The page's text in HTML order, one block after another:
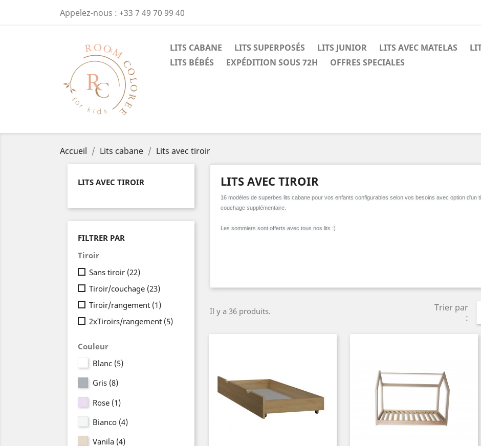
Appelez-nous : +33 7 49 70 99 40
LITS CABANE LITS SUPERPOSÉS LITS JUNIOR LITS AVEC MATELAS
LITS BÉBÉS
EXPÉDITION SOUS 72H OFFRES SPECIALES
Accueil Lits cabane Lits avec tiroir
LITS AVEC TIROIR
FILTRER PAR
Tiroir
Sans tiroir (22)
Tiroir/couchage (23)
Tiroir/rangement (1)
2xTiroirs/rangement (5)
Couleur
Blanc (5)
Gris (8)
Rose (1)
Bianco (4)
Vanila (4)
LITS AVEC TIROIR
16 modèles de superbes lits cabane pour vos enfants configurables selon vos besoins avec option d'un
couchage supplémentaire.
Les sommiers sont offerts avec tous nos lits :)
Il y a 36 produits.
Trier par
: